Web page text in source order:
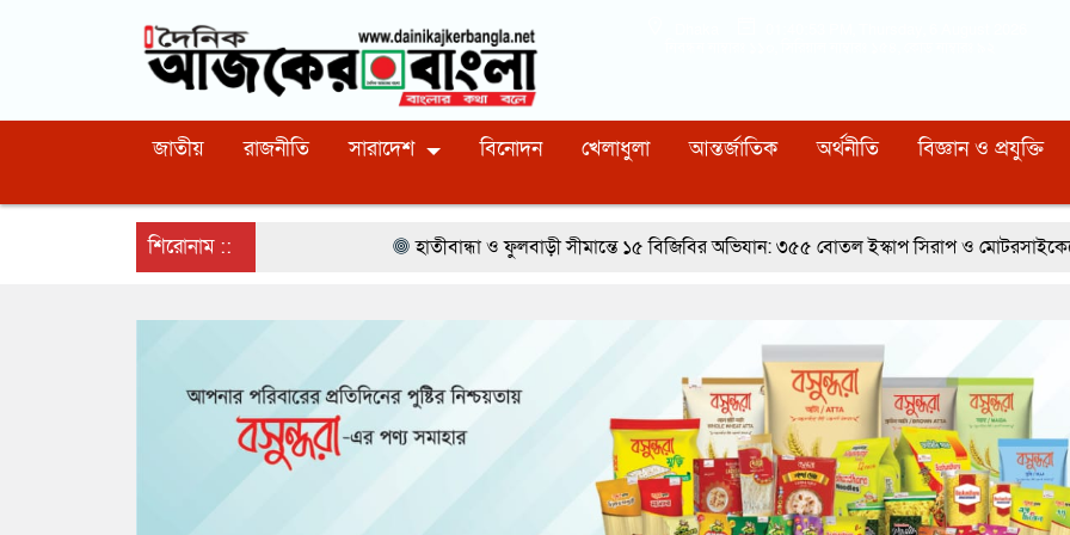
জাতীয় রাজনীতি সারাদেশ বিনোদন খেলাধুলা আন্তর্জাতিক অর্থনীতি বিজ্ঞান ও প্রযুক্তি
শিরোনাম :: হাতীবান্ধা ও ফুলবাড়ী সীমান্তে ১৫ বিজিবির অভিযান: ৩৫৫ বোতল ইস্কাপ সিরাপ ও মোটরসাইকেলের ট্যাংকে